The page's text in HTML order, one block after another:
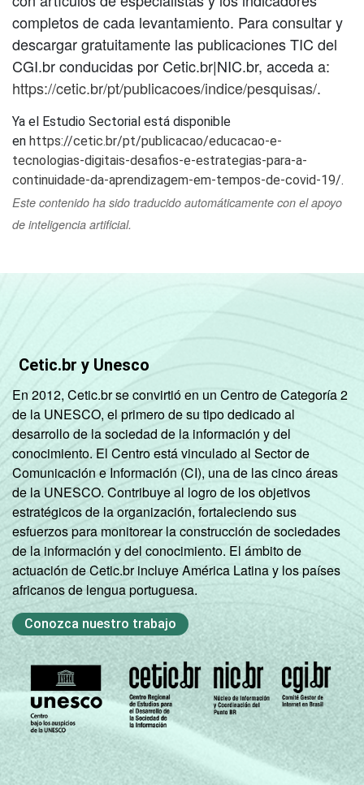
completos de cada levantamiento. Para consultar y
descargar gratuitamente las publicaciones TIC del
CGI.br conducidas por Cetic.br|NIC.br, acceda a:
https://cetic.br/pt/publicacoes/indice/pesquisas/.
Ya el Estudio Sectorial está disponible
en https://cetic.br/pt/publicacao/educacao-e-
tecnologias-digitais-desafios-e-estrategias-para-a-
continuidade-da-aprendizagem-em-tempos-de-covid-19/.
Este contenido ha sido traducido automáticamente con el apoyo
de inteligencia artificial.
Cetic.br y Unesco
En 2012, Cetic.br se convirtió en un Centro de Categoría 2
de la UNESCO, el primero de su tipo dedicado al
desarrollo de la sociedad de la información y del
conocimiento. El Centro está vinculado al Sector de
Comunicación e Información (CI), una de las cinco áreas
de la UNESCO. Contribuye al logro de los objetivos
estratégicos de la organización, fortaleciendo sus
esfuerzos para monitorear la construcción de sociedades
de la información y del conocimiento. El ámbito de
actuación de Cetic.br incluye América Latina y los países
africanos de lengua portuguesa.
Conozca nuestro trabajo